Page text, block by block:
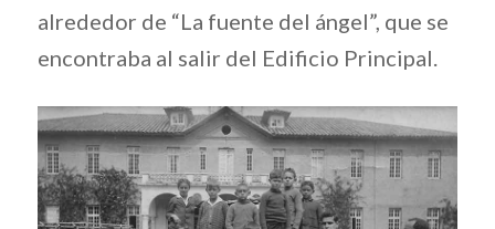
alrededor de “La fuente del ángel”, que se
encontraba al salir del Edificio Principal.